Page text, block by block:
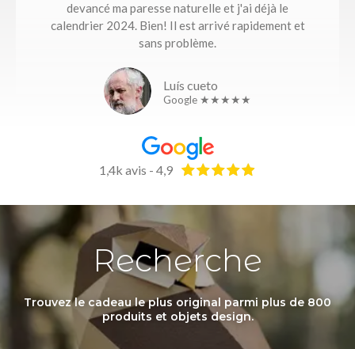
devancé ma paresse naturelle et j'ai déjà le
calendrier 2024. Bien! Il est arrivé rapidement et
sans problème.
Luís cueto
Google ★★★★★
1,4k avis - 4,9
Recherche
Trouvez le cadeau le plus original parmi plus de 800
produits et objets design.